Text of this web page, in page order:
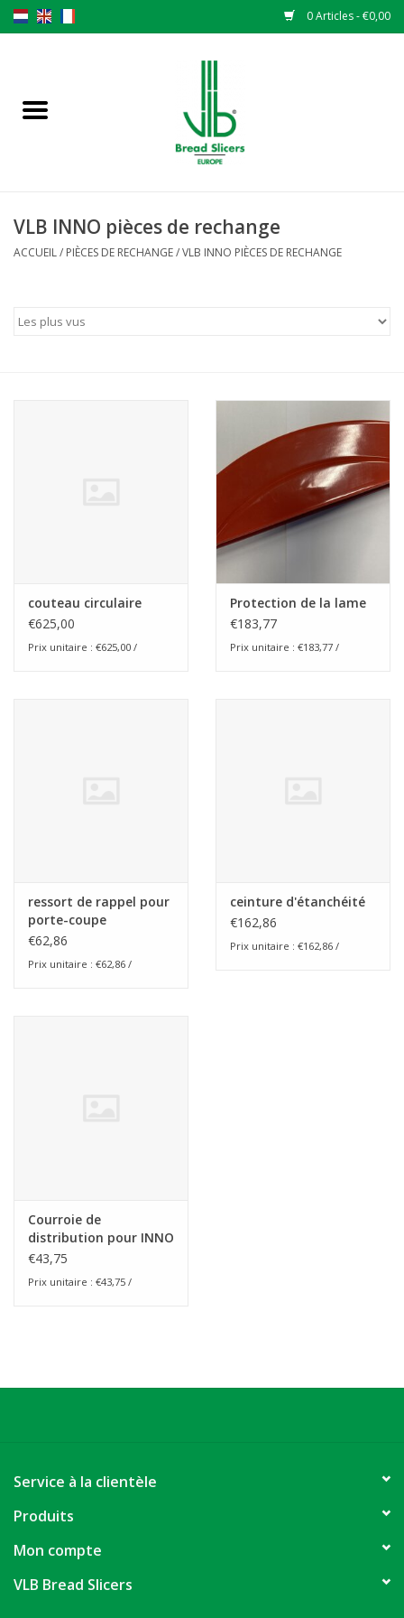
0 Articles - €0,00
Couteaux originaux VLB lames
VLB INNO pièces de rechange
ACCUEIL/ PIÈCES DE RECHANGE/VLB INNO PIÈCES DE RECHANGE
couteau circulaire
€625,00
Prix unitaire : €625,00 /
Protection de la lame
€183,77
Prix unitaire : €183,77 /
ressort de rappel pour
porte-coupe
€62,86
Prix unitaire : €62,86 /
ceinture d'étanchéité
€162,86
Prix unitaire : €162,86 /
Courroie de
distribution pour INNO
€43,75
Prix unitaire : €43,75 /
Service à la clientèle
Produits
Mon compte
VLB Bread Slicers